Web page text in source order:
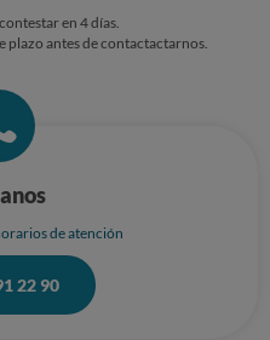
en 4 días.
plazo antes de contactactarnos.
de atención
22 90